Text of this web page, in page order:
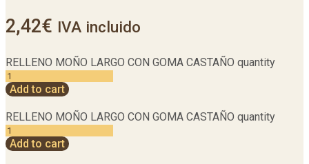
2,42€ IVA incluido
RELLENO MOÑO LARGO CON GOMA CASTAÑO quantity
Add to cart
RELLENO MOÑO LARGO CON GOMA CASTAÑO quantity
Add to cart